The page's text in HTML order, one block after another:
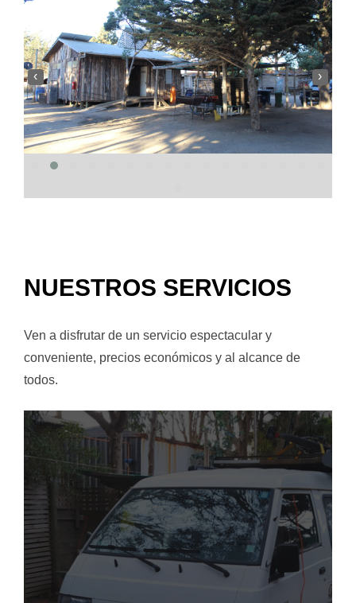
‹ ›
NUESTROS SERVICIOS
Ven a disfrutar de un servicio espectacular y
conveniente, precios económicos y al alcance de
todos.